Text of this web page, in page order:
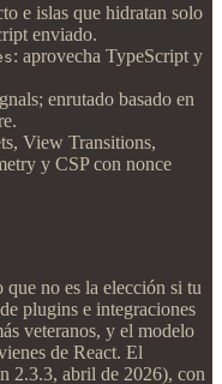
e islas que hidratan solo
enviado.
: aprovecha TypeScript y
enrutado basado en
View Transitions,
y CSP con nonce
no es la elección si tu
plugins e integraciones
veteranos, y el modelo
de React. El
2.3.3, abril de 2026), con